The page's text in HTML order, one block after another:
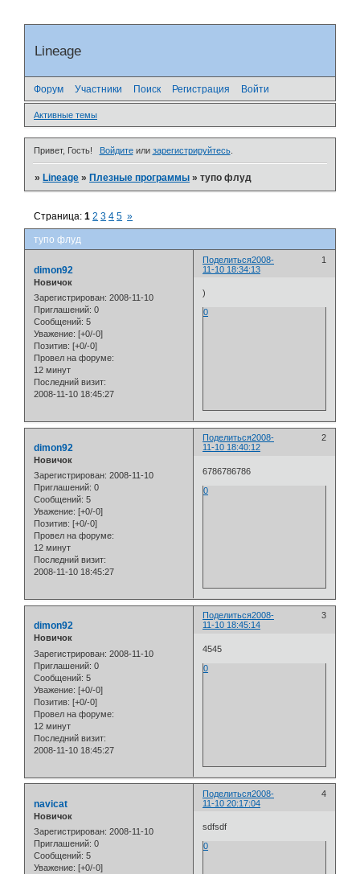
Lineage
Форум Участники Поиск Регистрация Войти
Активные темы
Привет, Гость! Войдитеили зарегистрируйтесь.
»Lineage »Плезные программы »тупо флуд
тупо флуд
Страница:1 2 3 4 5 »
Поделиться 1
2008-
11-10 18:34:13
dimon92
Новичок
Зарегистрирован: 2008-11-10
Приглашений: 0
Сообщений: 5
Уважение: [+0/-0]
Позитив: [+0/-0]
Провел на форуме:
12 минут
Последний визит:
2008-11-10 18:45:27
)
0
Поделиться 2
2008-
11-10 18:40:12
dimon92
Новичок
Зарегистрирован: 2008-11-10
Приглашений: 0
Сообщений: 5
Уважение: [+0/-0]
Позитив: [+0/-0]
Провел на форуме:
12 минут
Последний визит:
2008-11-10 18:45:27
6786786786
0
Поделиться 3
2008-
11-10 18:45:14
dimon92
Новичок
Зарегистрирован: 2008-11-10
Приглашений: 0
Сообщений: 5
Уважение: [+0/-0]
Позитив: [+0/-0]
Провел на форуме:
12 минут
Последний визит:
2008-11-10 18:45:27
4545
0
Поделиться 4
2008-
11-10 20:17:04
navicat
Новичок
Зарегистрирован: 2008-11-10
Приглашений: 0
Сообщений: 5
Уважение: [+0/-0]
sdfsdf
0